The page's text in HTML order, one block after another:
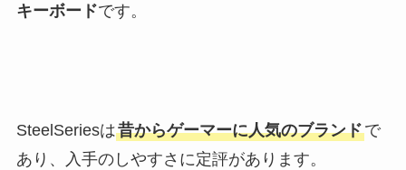
キーボードです。
SteelSeriesは昔からゲーマーに人気のブランドで
あり、入手のしやすさに定評があります。